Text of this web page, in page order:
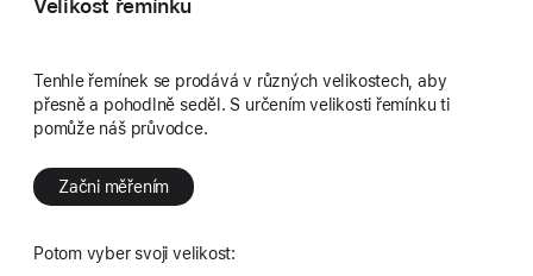
Velikost řemínku
Tenhle řemínek se prodává v různých velikostech, aby
přesně a pohodlně seděl. S určením velikosti řemínku ti
pomůže náš průvodce.
Začni měřením
Potom vyber svoji velikost: